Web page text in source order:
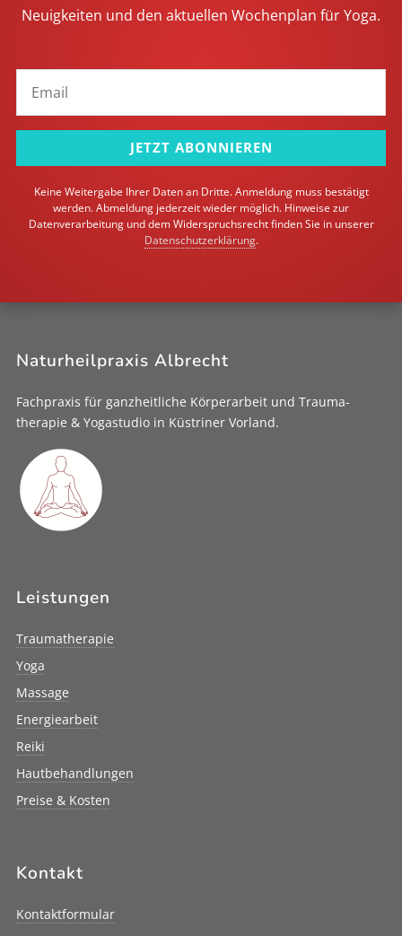
Neuigkeiten und den aktuellen Wochenplan für Yoga.
JETZT ABONNIEREN
Keine Weitergabe Ihrer Daten an Dritte. Anmeldung muss bestätigt
werden. Abmeldung jederzeit wieder möglich. Hinweise zur
Datenverarbeitung und dem Widerspruchsrecht finden Sie in unserer
Datenschutzerklärung.
Naturheilpraxis Albrecht
Fachpraxis für ganz­heitliche Körper­arbeit und Trauma­
therapie & Yoga­studio in Küstriner Vorland.
Leistungen
Traumatherapie
Yoga
Massage
Energiearbeit
Reiki
Hautbehandlungen
Preise & Kosten
Kontakt
Kontaktformular